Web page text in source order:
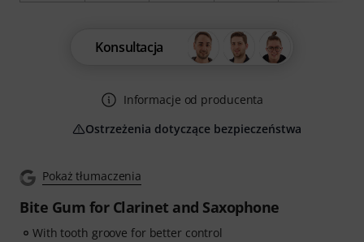
Pokaż tłumaczenia
Bite Gum for Clarinet and Saxophone
With tooth groove for better control
Konsultacja
Informacje od producenta
Ostrzeżenia dotyczące bezpieczeństwa